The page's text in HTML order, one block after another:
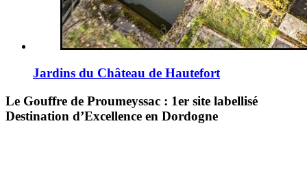
Jardins du Château de Hautefort
Le Gouffre de Proumeyssac : 1er site labellisé
Destination d’Excellence en Dordogne